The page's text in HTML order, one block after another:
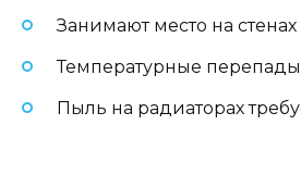
Занимают место на стенах
Температурные
Пыль на радиаторах